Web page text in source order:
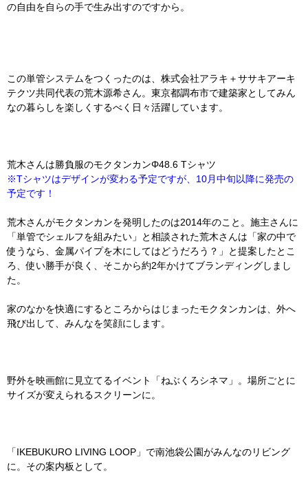
の自由を自らの手で生み出すのですから。
この単管システムをつくったのは、株式会社アラキ＋ササキアーキ
テクツ共同代表の荒木源希さん。東京都調布市で建築家としてみん
なの暮らしを楽しくするべく日々活躍しています。
荒木さんは勝負服のモクタンカンΦ48.6 Tシャツ
※Tシャツはデザインが変わる予定ですが、10月中旬以降に発売の
予定です！
荒木さんがモクタンカンを発明したのは2014年のこと。施主さんに
「単管でシェルフを組みたい」と相談された荒木さんは「家の中で
使うなら、金属パイプを木にしてはどうだろう？」と提案したとこ
ろ、使い勝手が良く、そこから約2年かけてブランディングしまし
た。
家のなかを快適にするところからはじまったモクタンカンは、外へ
飛び出して、みんなを笑顔にします。
野外を映画館に見立てるイベント「ねぶくろシネマ」。場所ごとに
サイズが変えられるスクリーンに。
「IKEBUKURO LIVING LOOP」で南池袋公園がみんなのリビング
に。その案内板として。